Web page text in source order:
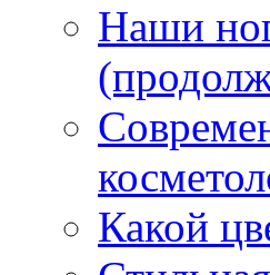
Наши
Какой